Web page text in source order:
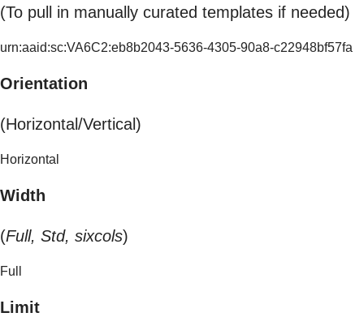
(To pull in manually curated templates if needed)
urn:aaid:sc:VA6C2:eb8b2043-5636-4305-90a8-c22948bf57fa
Orientation
(Horizontal/Vertical)
Horizontal
Width
(Full, Std, sixcols)
Full
Limit